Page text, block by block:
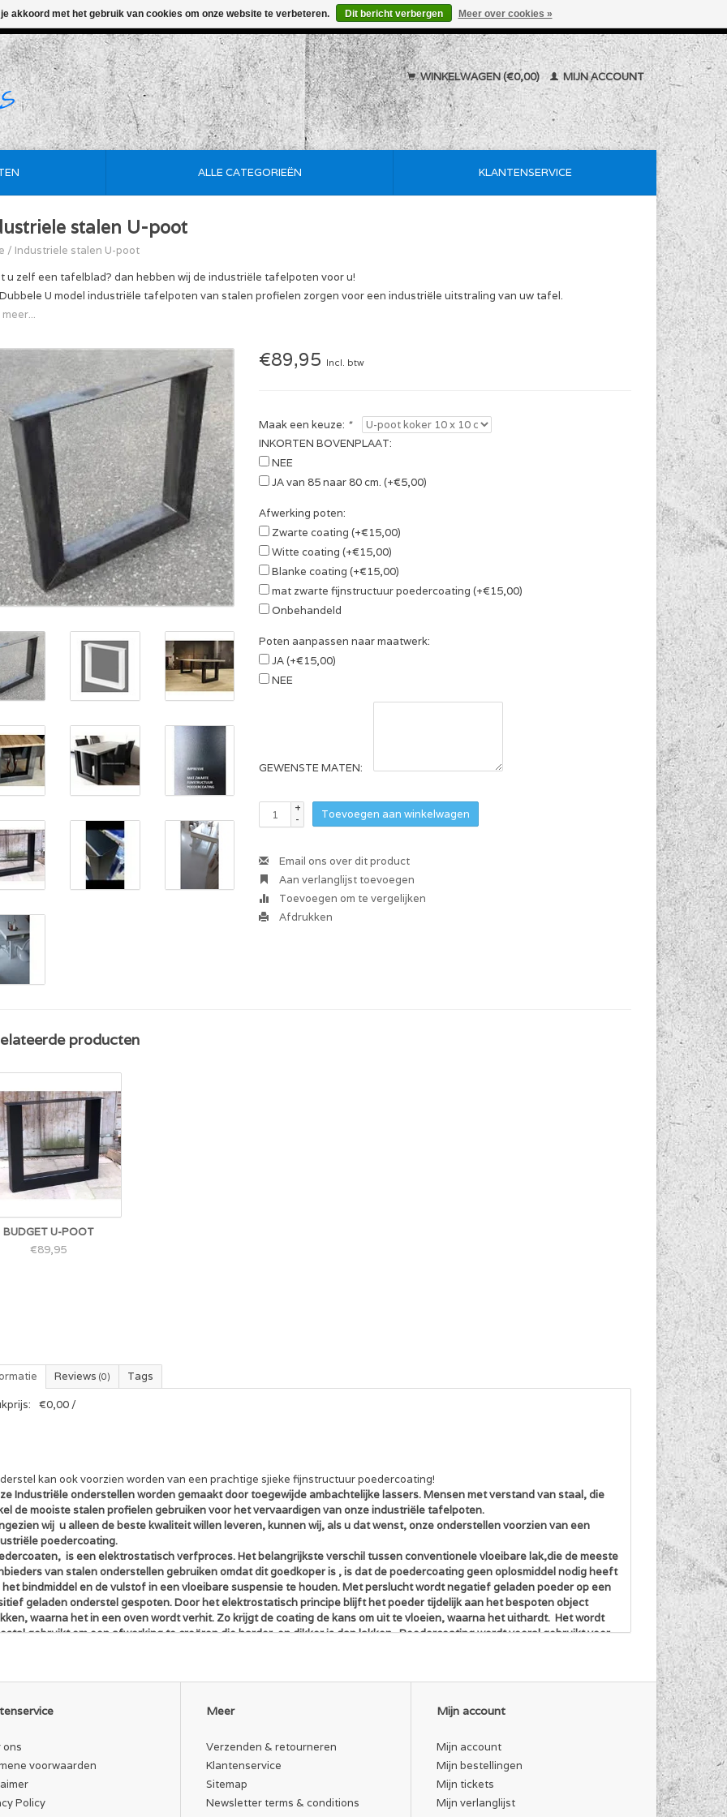
WINKELWAGEN (€0,00) MIJN ACCOUNT
ALLE CATEGORIEËN KLANTENSERVICE
stalen U-poot
/ Industriele stalen U-poot
u zelf een tafelblad? dan hebben wij de industriële tafelpoten voor u!
U model industriële tafelpoten van stalen profielen zorgen voor een industriële uitstraling van uw tafel.
€89,95 Incl. btw
Maak een keuze: *
INKORTEN BOVENPLAAT:
NEE
JA van 85 naar 80 cm. (+€5,00)
Afwerking poten:
Zwarte coating (+€15,00)
Witte coating (+€15,00)
Blanke coating (+€15,00)
mat zwarte fijnstructuur poedercoating (+€15,00)
Onbehandeld
Poten aanpassen naar maatwerk:
JA (+€15,00)
NEE
GEWENSTE MATEN:
+
-
Toevoegen aan winkelwagen
Email ons over dit product
Aan verlanglijst toevoegen
Toevoegen om te vergelijken
Afdrukken
producten
BUDGET U-POOT
€89,95
Reviews (0) Tags
€0,00 /
kan ook voorzien worden van een prachtige sjieke fijnstructuur poedercoating!
Industriële onderstellen worden gemaakt door toegewijde ambachtelijke lassers. Mensen met verstand van staal, die
de mooiste stalen profielen gebruiken voor het vervaardigen van onze industriële tafelpoten.
wij u alleen de beste kwaliteit willen leveren, kunnen wij, als u dat wenst, onze onderstellen voorzien van een
poedercoating.
is een elektrostatisch verfproces. Het belangrijkste verschil tussen conventionele vloeibare lak,die de meeste
van stalen onderstellen gebruiken omdat dit goedkoper is , is dat de poedercoating geen oplosmiddel nodig heeft
het bindmiddel en de vulstof in een vloeibare suspensie te houden. Met perslucht wordt negatief geladen poeder op een
geladen onderstel gespoten. Door het elektrostatisch principe blijft het poeder tijdelijk aan het bespoten object
waarna het in een oven wordt verhit. Zo krijgt de coating de kans om uit te vloeien, waarna het uithardt. Het wordt
gebruikt om een afwerking te creëren die harder en dikker is dan lakken . Poedercoating wordt vooral gebruikt voor
80 cm(85 cm. incl bovenplaat)
ZIJN PER STUK
ons
voorwaarden
Policy
Meer
Verzenden & retourneren
Klantenservice
Sitemap
Newsletter terms & conditions
Mijn account
Mijn account
Mijn bestellingen
Mijn tickets
Mijn verlanglijst
akkoord met het gebruik van cookies om onze website te verbeteren. Dit bericht verbergen Meer over cookies »
• Korte Levertijd • Maatwerk Mogelijk • De Goedkoopste